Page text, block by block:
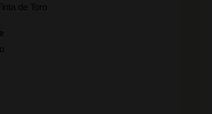
de Toro